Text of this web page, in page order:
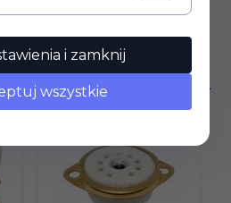
kupili ten
również...
i zamknij
wszystkie